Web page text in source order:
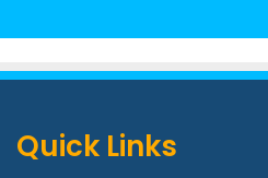
Quick Links